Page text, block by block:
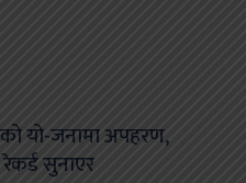
यो-जनामा अपहरण,
सुनाएर